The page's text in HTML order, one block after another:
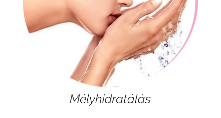
Mélyhidratálás